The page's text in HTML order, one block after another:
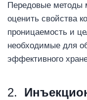
Передовые методы
оценить свойства
проницаемость и
необходимые для
эффективного
2.